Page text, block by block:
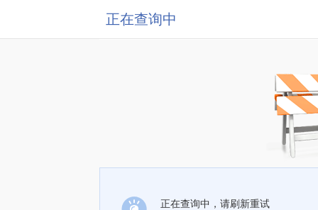
正在查询中
正在查询中，请刷新重试